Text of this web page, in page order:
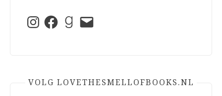
InstagramFacebookGoodreads
E-
mail
VOLG LOVETHESMELLOFBOOKS.NL